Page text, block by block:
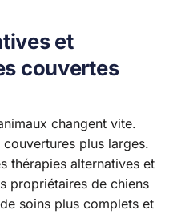
et
couvertes
changent vite.
plus larges.
thérapies alternatives et
propriétaires de chiens
soins plus complets et